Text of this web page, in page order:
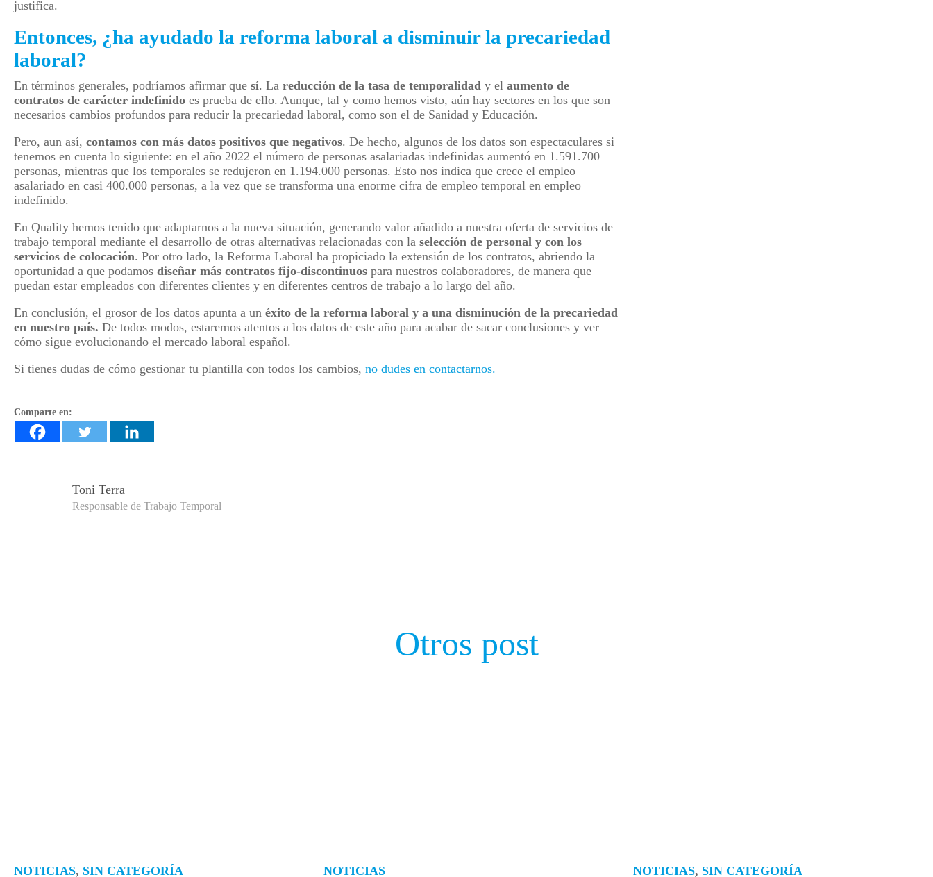
justifica.
Entonces, ¿ha ayudado la reforma laboral a disminuir la precariedad
laboral?
En términos generales, podríamos afirmar que sí. La reducción de la tasa de temporalidad y el aumento de
contratos de carácter indefinido es prueba de ello. Aunque, tal y como hemos visto, aún hay sectores en los que son
necesarios cambios profundos para reducir la precariedad laboral, como son el de Sanidad y Educación.
Pero, aun así, contamos con más datos positivos que negativos. De hecho, algunos de los datos son espectaculares si
tenemos en cuenta lo siguiente: en el año 2022 el número de personas asalariadas indefinidas aumentó en 1.591.700
personas, mientras que los temporales se redujeron en 1.194.000 personas. Esto nos indica que crece el empleo
asalariado en casi 400.000 personas, a la vez que se transforma una enorme cifra de empleo temporal en empleo
indefinido.
En Quality hemos tenido que adaptarnos a la nueva situación, generando valor añadido a nuestra oferta de servicios de
trabajo temporal mediante el desarrollo de otras alternativas relacionadas con la selección de personal y con los
servicios de colocación. Por otro lado, la Reforma Laboral ha propiciado la extensión de los contratos, abriendo la
oportunidad a que podamos diseñar más contratos fijo-discontinuos para nuestros colaboradores, de manera que
puedan estar empleados con diferentes clientes y en diferentes centros de trabajo a lo largo del año.
En conclusión, el grosor de los datos apunta a un éxito de la reforma laboral y a una disminución de la precariedad
en nuestro país. De todos modos, estaremos atentos a los datos de este año para acabar de sacar conclusiones y ver
cómo sigue evolucionando el mercado laboral español.
Si tienes dudas de cómo gestionar tu plantilla con todos los cambios, no dudes en contactarnos.
Comparte en:
Toni Terra
Responsable de Trabajo Temporal
Otros post
NOTICIAS, SIN CATEGORÍA NOTICIAS NOTICIAS, SIN CATEGORÍA